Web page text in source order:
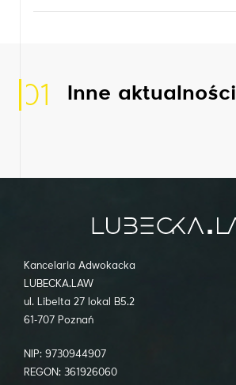
01 Inne aktualności
Kancelaria Adwokacka
LUBECKA.LAW
ul. Libelta 27 lokal B5.2
61-707 Poznań
NIP: 9730944907
REGON: 361926060